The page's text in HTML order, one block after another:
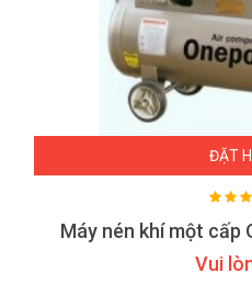
ĐẶT
Máy nén khí một cấp
Vui